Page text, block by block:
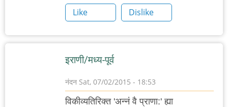
Like
Dislike
इराणी/मध्य-पूर्व
नंदन Sat, 07/02/2015 - 18:53
विकीव्यतिरिक्त 'अन्नं वै प्राणा:' ह्या